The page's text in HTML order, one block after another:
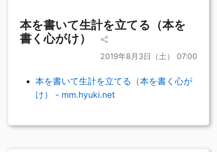
本を書いて生計を立てる（本を
書く心がけ）
2019年8月3日（土） 07:00
本を書いて生計を立てる（本を書く心が
け） - mm.hyuki.net